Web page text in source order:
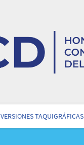
VERSIONES TAQUIGRÁFICAS